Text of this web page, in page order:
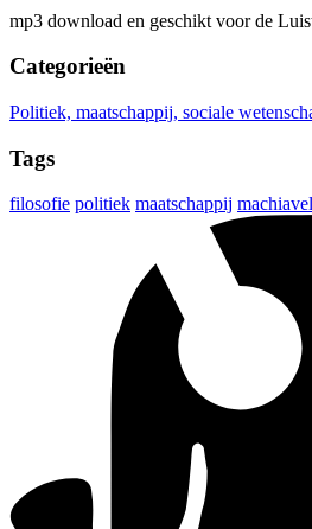
mp3 download en geschikt voor de
Categorieën
Politiek, maatschappij, sociale
Tags
filosofie politiek maatschappij